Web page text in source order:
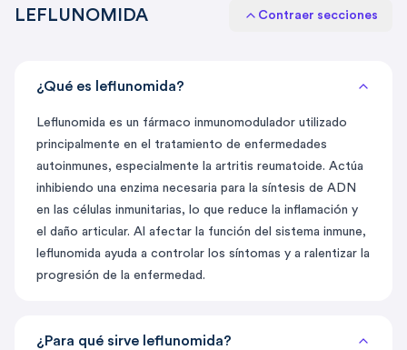
LEFLUNOMIDA Contraer secciones
¿Qué es leflunomida?
Leflunomida es un fármaco inmunomodulador utilizado
principalmente en el tratamiento de enfermedades
autoinmunes, especialmente la artritis reumatoide. Actúa
inhibiendo una enzima necesaria para la síntesis de ADN
en las células inmunitarias, lo que reduce la inflamación y
el daño articular. Al afectar la función del sistema inmune,
leflunomida ayuda a controlar los síntomas y a ralentizar la
progresión de la enfermedad.
¿Para qué sirve leflunomida?